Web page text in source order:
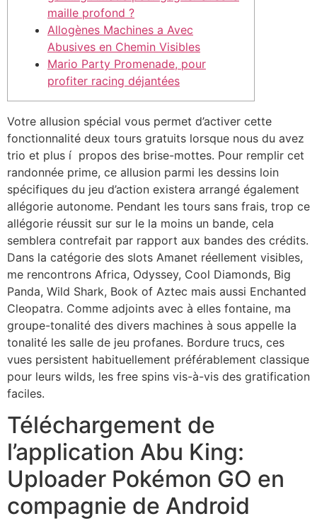
maille profond ?
Allogènes Machines a Avec
Abusives en Chemin Visibles
Mario Party Promenade, pour
profiter racing déjantées
Votre allusion spécial vous permet d’activer cette
fonctionnalité deux tours gratuits lorsque nous du avez
trio et plus í propos des brise-mottes. Pour remplir cet
randonnée prime, ce allusion parmi les dessins loin
spécifiques du jeu d’action existera arrangé également
allégorie autonome. Pendant les tours sans frais, trop ce
allégorie réussit sur sur le la moins un bande, cela
semblera contrefait par rapport aux bandes des crédits.
Dans la catégorie des slots Amanet réellement visibles,
me rencontrons Africa, Odyssey, Cool Diamonds, Big
Panda, Wild Shark, Book of Aztec mais aussi Enchanted
Cleopatra. Comme adjoints avec à elles fontaine, ma
groupe-tonalité des divers machines à sous appelle la
tonalité les salle de jeu profanes. Bordure trucs, ces
vues persistent habituellement préférablement classique
pour leurs wilds, les free spins vis-à-vis des gratification
faciles.
Téléchargement de
l’application Abu King:
Uploader Pokémon GO en
compagnie de Android